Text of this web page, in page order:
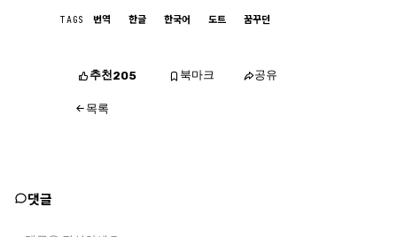
TAGS 번역 한글 한국어 도트 꿈꾸던
추천205 북마크 공유
목록
댓글